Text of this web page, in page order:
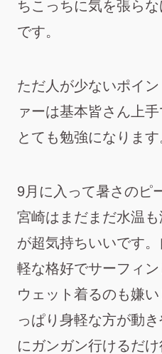
ちこっちに気を張ら
です。
ただ人が少ないポイ
ァーは基本皆さん上手
とても勉強になります
9月に入って暑さのピ
宮崎はまだまだ水温
が超気持ちいいです
軽な格好でサーフィン
ウェット着るのも嫌
っぱり身軽な方が動
にガンガン行けるだけ